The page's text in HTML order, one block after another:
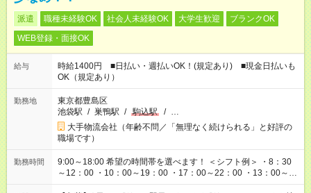
派遣 職種未経験OK 社会人未経験OK 大学生歓迎
ブランクOK
WEB登録・面接OK
給与
時給1400円 ■日払い・週払いOK！(規定あり) ■現金日払いも
OK（規定あり）
勤務地
東京都豊島区
池袋駅 / 巣鴨駅 / 駒込駅 / …
大手物流会社（年齢不問／「無理なく続けられる」と好評の
職場です）
勤務時間
9:00～18:00 希望の時間帯を選べます！ ＜シフト例＞ ・8：30
～12：00 ・10：00～19：00 ・17：00～22：00 ・13：00～
22：00 ・22：00～翌6：00 など